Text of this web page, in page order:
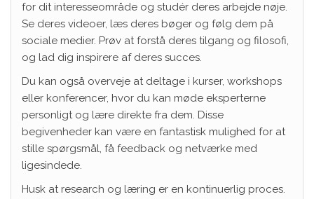
for dit interesseområde og studér deres arbejde nøje.
Se deres videoer, læs deres bøger og følg dem på
sociale medier. Prøv at forstå deres tilgang og filosofi,
og lad dig inspirere af deres succes.
Du kan også overveje at deltage i kurser, workshops
eller konferencer, hvor du kan møde eksperterne
personligt og lære direkte fra dem. Disse
begivenheder kan være en fantastisk mulighed for at
stille spørgsmål, få feedback og netværke med
ligesindede.
Husk at research og læring er en kontinuerlig proces.